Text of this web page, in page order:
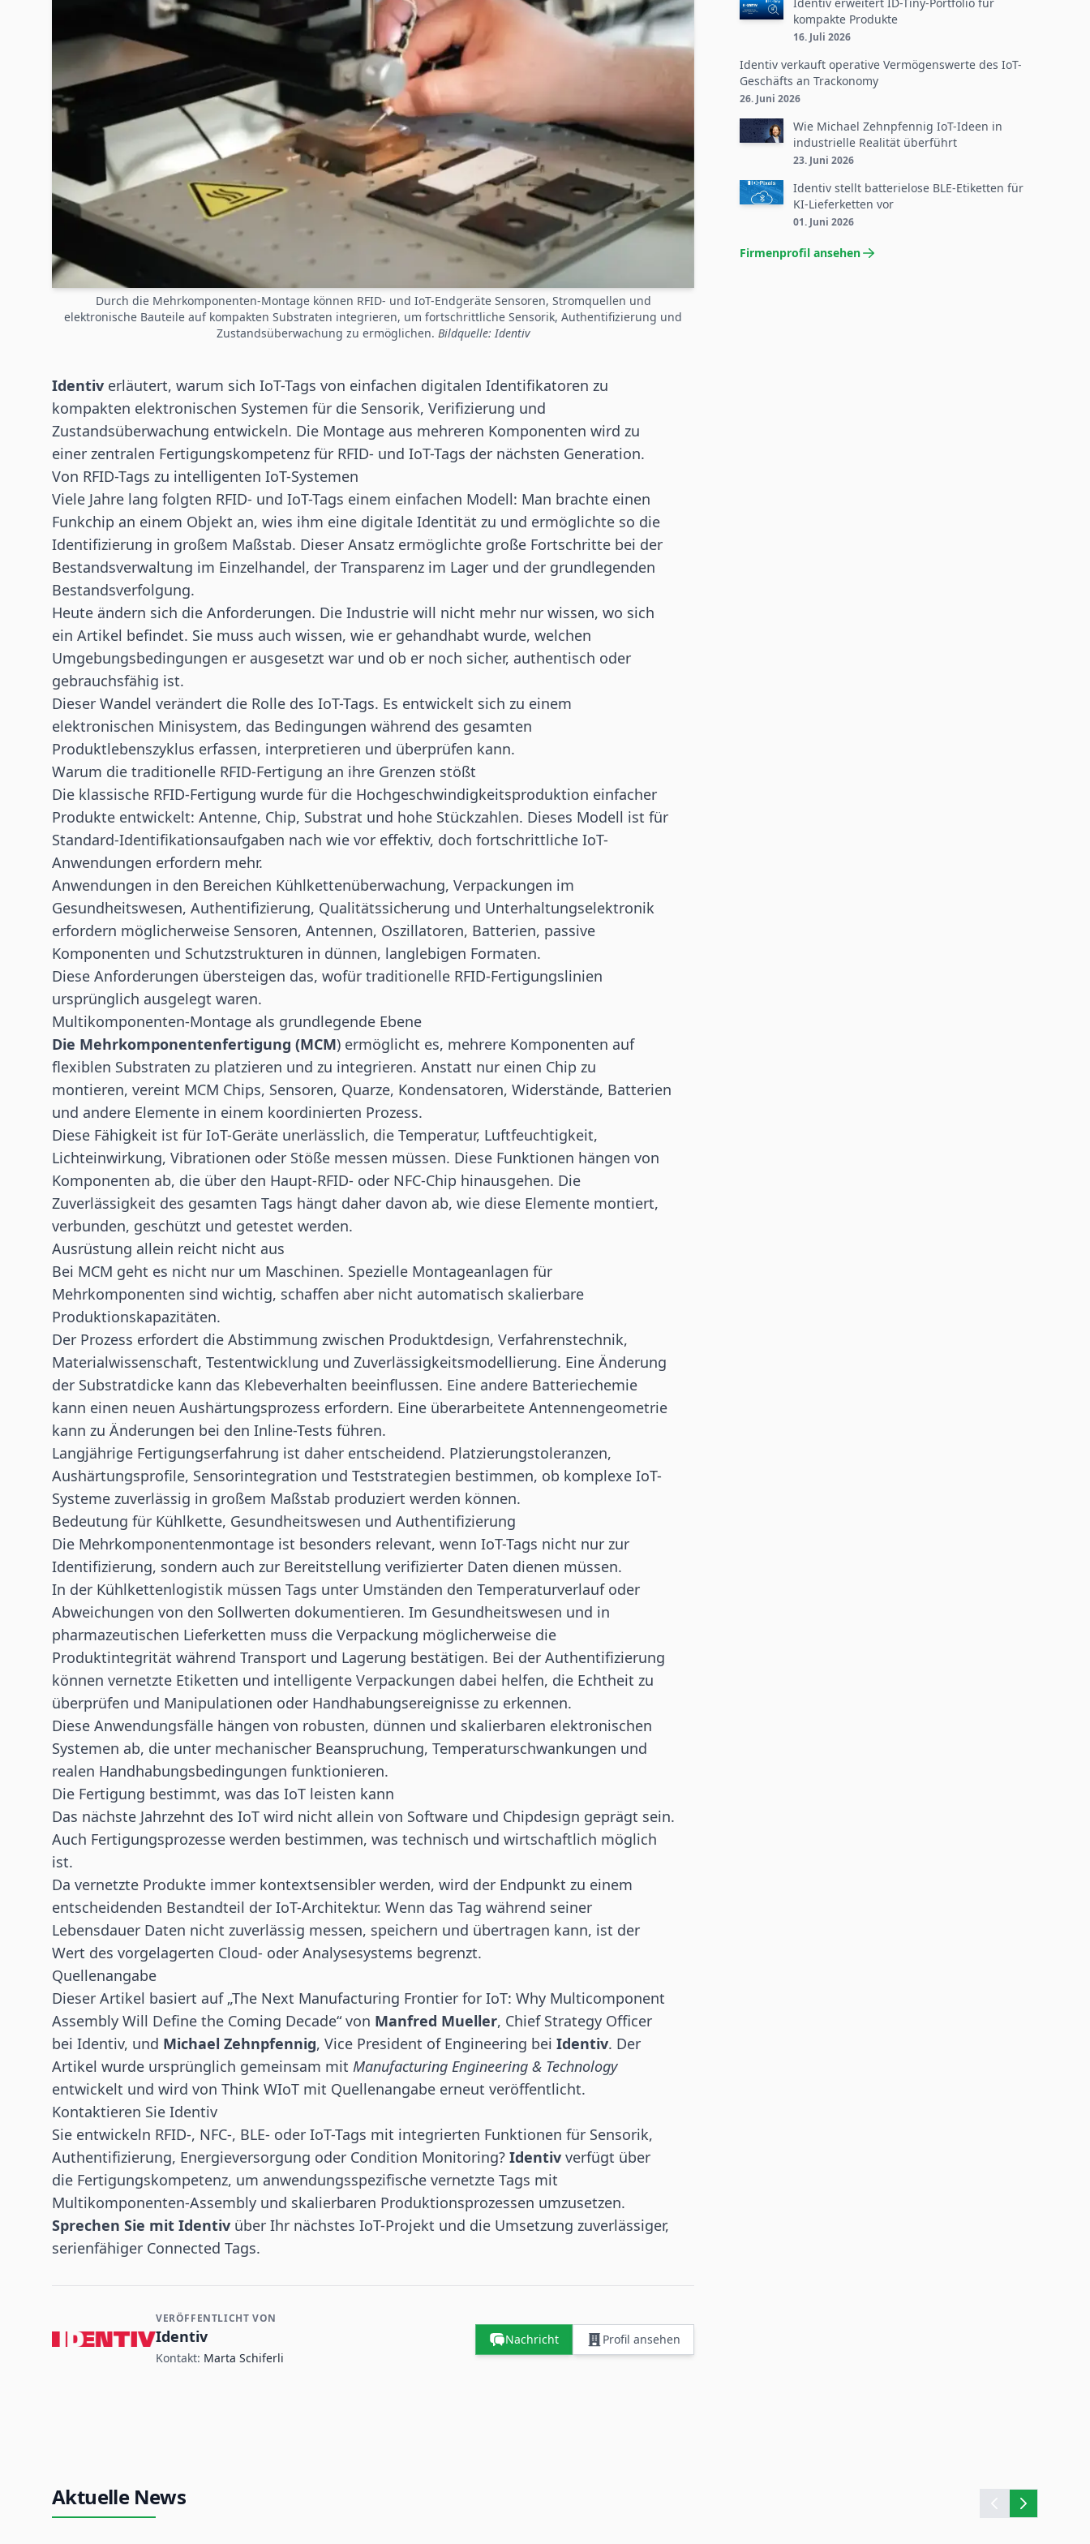
Durch die Mehrkomponenten-Montage können RFID- und IoT-Endgeräte Sensoren, Stromquellen und
elektronische Bauteile auf kompakten Substraten integrieren, um fortschrittliche Sensorik, Authentifizierung und
Zustandsüberwachung zu ermöglichen. Bildquelle: Identiv
Identiv erläutert, warum sich IoT-Tags von einfachen digitalen Identifikatoren zu
kompakten elektronischen Systemen für die Sensorik, Verifizierung und
Zustandsüberwachung entwickeln. Die Montage aus mehreren Komponenten wird zu
einer zentralen Fertigungskompetenz für RFID- und IoT-Tags der nächsten Generation.
Von RFID-Tags zu intelligenten IoT-Systemen
Viele Jahre lang folgten RFID- und IoT-Tags einem einfachen Modell: Man brachte einen
Funkchip an einem Objekt an, wies ihm eine digitale Identität zu und ermöglichte so die
Identifizierung in großem Maßstab. Dieser Ansatz ermöglichte große Fortschritte bei der
Bestandsverwaltung im Einzelhandel, der Transparenz im Lager und der grundlegenden
Bestandsverfolgung.
Heute ändern sich die Anforderungen. Die Industrie will nicht mehr nur wissen, wo sich
ein Artikel befindet. Sie muss auch wissen, wie er gehandhabt wurde, welchen
Umgebungsbedingungen er ausgesetzt war und ob er noch sicher, authentisch oder
gebrauchsfähig ist.
Dieser Wandel verändert die Rolle des IoT-Tags. Es entwickelt sich zu einem
elektronischen Minisystem, das Bedingungen während des gesamten
Produktlebenszyklus erfassen, interpretieren und überprüfen kann.
Warum die traditionelle RFID-Fertigung an ihre Grenzen stößt
Die klassische RFID-Fertigung wurde für die Hochgeschwindigkeitsproduktion einfacher
Produkte entwickelt: Antenne, Chip, Substrat und hohe Stückzahlen. Dieses Modell ist für
Standard-Identifikationsaufgaben nach wie vor effektiv, doch fortschrittliche IoT-
Anwendungen erfordern mehr.
Anwendungen in den Bereichen Kühlkettenüberwachung, Verpackungen im
Gesundheitswesen, Authentifizierung, Qualitätssicherung und Unterhaltungselektronik
erfordern möglicherweise Sensoren, Antennen, Oszillatoren, Batterien, passive
Komponenten und Schutzstrukturen in dünnen, langlebigen Formaten.
Diese Anforderungen übersteigen das, wofür traditionelle RFID-Fertigungslinien
ursprünglich ausgelegt waren.
Multikomponenten-Montage als grundlegende Ebene
Die Mehrkomponentenfertigung (MCM) ermöglicht es, mehrere Komponenten auf
flexiblen Substraten zu platzieren und zu integrieren. Anstatt nur einen Chip zu
montieren, vereint MCM Chips, Sensoren, Quarze, Kondensatoren, Widerstände, Batterien
und andere Elemente in einem koordinierten Prozess.
Diese Fähigkeit ist für IoT-Geräte unerlässlich, die Temperatur, Luftfeuchtigkeit,
Lichteinwirkung, Vibrationen oder Stöße messen müssen. Diese Funktionen hängen von
Komponenten ab, die über den Haupt-RFID- oder NFC-Chip hinausgehen. Die
Zuverlässigkeit des gesamten Tags hängt daher davon ab, wie diese Elemente montiert,
verbunden, geschützt und getestet werden.
Ausrüstung allein reicht nicht aus
Bei MCM geht es nicht nur um Maschinen. Spezielle Montageanlagen für
Mehrkomponenten sind wichtig, schaffen aber nicht automatisch skalierbare
Produktionskapazitäten.
Der Prozess erfordert die Abstimmung zwischen Produktdesign, Verfahrenstechnik,
Materialwissenschaft, Testentwicklung und Zuverlässigkeitsmodellierung. Eine Änderung
der Substratdicke kann das Klebeverhalten beeinflussen. Eine andere Batteriechemie
kann einen neuen Aushärtungsprozess erfordern. Eine überarbeitete Antennengeometrie
kann zu Änderungen bei den Inline-Tests führen.
Langjährige Fertigungserfahrung ist daher entscheidend. Platzierungstoleranzen,
Aushärtungsprofile, Sensorintegration und Teststrategien bestimmen, ob komplexe IoT-
Systeme zuverlässig in großem Maßstab produziert werden können.
Bedeutung für Kühlkette, Gesundheitswesen und Authentifizierung
Die Mehrkomponentenmontage ist besonders relevant, wenn IoT-Tags nicht nur zur
Identifizierung, sondern auch zur Bereitstellung verifizierter Daten dienen müssen.
In der Kühlkettenlogistik müssen Tags unter Umständen den Temperaturverlauf oder
Abweichungen von den Sollwerten dokumentieren. Im Gesundheitswesen und in
pharmazeutischen Lieferketten muss die Verpackung möglicherweise die
Produktintegrität während Transport und Lagerung bestätigen. Bei der Authentifizierung
können vernetzte Etiketten und intelligente Verpackungen dabei helfen, die Echtheit zu
überprüfen und Manipulationen oder Handhabungsereignisse zu erkennen.
Diese Anwendungsfälle hängen von robusten, dünnen und skalierbaren elektronischen
Systemen ab, die unter mechanischer Beanspruchung, Temperaturschwankungen und
realen Handhabungsbedingungen funktionieren.
Die Fertigung bestimmt, was das IoT leisten kann
Das nächste Jahrzehnt des IoT wird nicht allein von Software und Chipdesign geprägt sein.
Auch Fertigungsprozesse werden bestimmen, was technisch und wirtschaftlich möglich
ist.
Da vernetzte Produkte immer kontextsensibler werden, wird der Endpunkt zu einem
entscheidenden Bestandteil der IoT-Architektur. Wenn das Tag während seiner
Lebensdauer Daten nicht zuverlässig messen, speichern und übertragen kann, ist der
Wert des vorgelagerten Cloud- oder Analysesystems begrenzt.
Quellenangabe
Dieser Artikel basiert auf „The Next Manufacturing Frontier for IoT: Why Multicomponent
Assembly Will Define the Coming Decade“ von Manfred Mueller, Chief Strategy Officer
bei Identiv, und Michael Zehnpfennig, Vice President of Engineering bei Identiv. Der
Artikel wurde ursprünglich gemeinsam mit Manufacturing Engineering & Technology
entwickelt und wird von Think WIoT mit Quellenangabe erneut veröffentlicht.
Kontaktieren Sie Identiv
Sie entwickeln RFID-, NFC-, BLE- oder IoT-Tags mit integrierten Funktionen für Sensorik,
Authentifizierung, Energieversorgung oder Condition Monitoring? Identiv verfügt über
die Fertigungskompetenz, um anwendungsspezifische vernetzte Tags mit
Multikomponenten-Assembly und skalierbaren Produktionsprozessen umzusetzen.
Sprechen Sie mit Identiv über Ihr nächstes IoT-Projekt und die Umsetzung zuverlässiger,
serienfähiger Connected Tags.
Kontakt- und Firmeninformationen
VERÖFFENTLICHT VON
Identiv
Kontakt: Marta Schiferli
Nachricht Profil ansehen
kompakte Produkte
16. Juli 2026
Identiv verkauft operative Vermögenswerte des IoT-
Geschäfts an Trackonomy
26. Juni 2026
Wie Michael Zehnpfennig IoT-Ideen in
industrielle Realität überführt
23. Juni 2026
Identiv stellt batterielose BLE-Etiketten für
KI-Lieferketten vor
01. Juni 2026
Firmenprofil ansehen
Aktuelle News